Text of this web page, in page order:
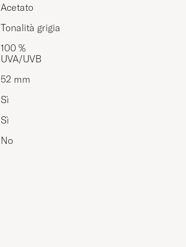
Acetato
Tonalità grigia
100 %
UVA/UVB
52 mm
Sì
Sì
No